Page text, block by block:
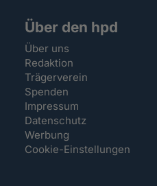
Über den hpd
Über uns
Redaktion
Trägerverein
Spenden
Impressum
Datenschutz
Werbung
Cookie-Einstellungen